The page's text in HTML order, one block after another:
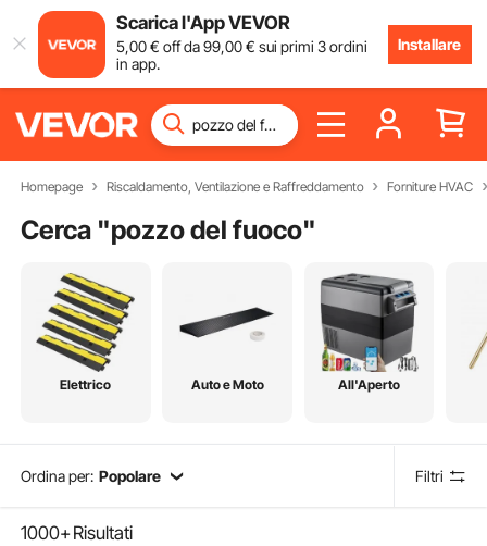
Scarica l'App VEVOR
5,00€ off da99,00€ sui primi 3 ordini
in app.
Installare
Homepage Riscaldamento, Ventilazione e Raffreddamento Forniture HVAC
Cerca "pozzo del fuoco"
Elettrico Auto e Moto All'Aperto
Ordina per: Popolare Filtri
1000+Risultati